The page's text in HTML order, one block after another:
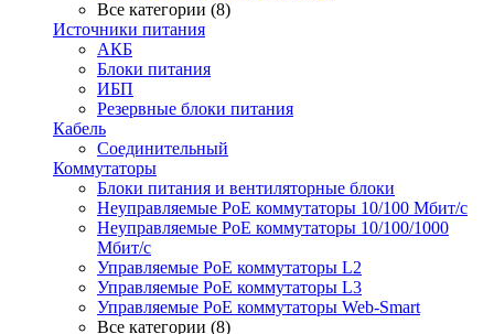
Все категории (8)
Источники питания
АКБ
Блоки питания
ИБП
Резервные блоки питания
Кабель
Соединительный
Коммутаторы
Блоки питания и вентиляторные блоки
Неуправляемые PoE коммутаторы 10/100 Мбит/с
Неуправляемые PoE коммутаторы 10/100/1000
Мбит/с
Управляемые PoE коммутаторы L2
Управляемые PoE коммутаторы L3
Управляемые PoE коммутаторы Web-Smart
Все категории (8)